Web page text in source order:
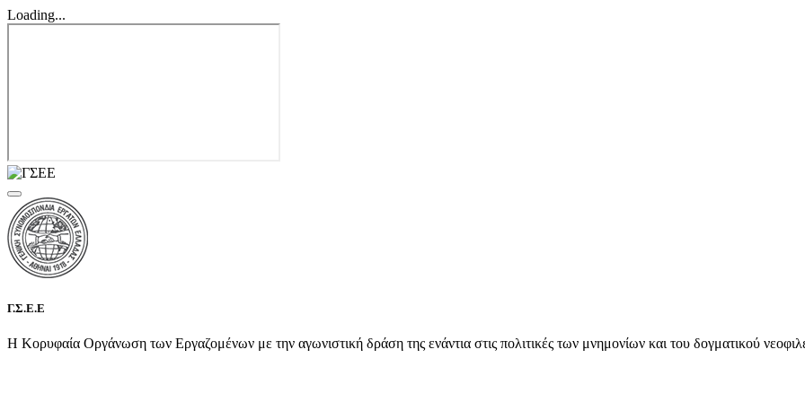
Loading...
Γ.Σ.Ε.Ε
Η Κορυφαία Οργάνωση των Εργαζομένων με την αγωνιστική δράση της ενάντια στις πολιτικές των μνημονίων και του δογματικού